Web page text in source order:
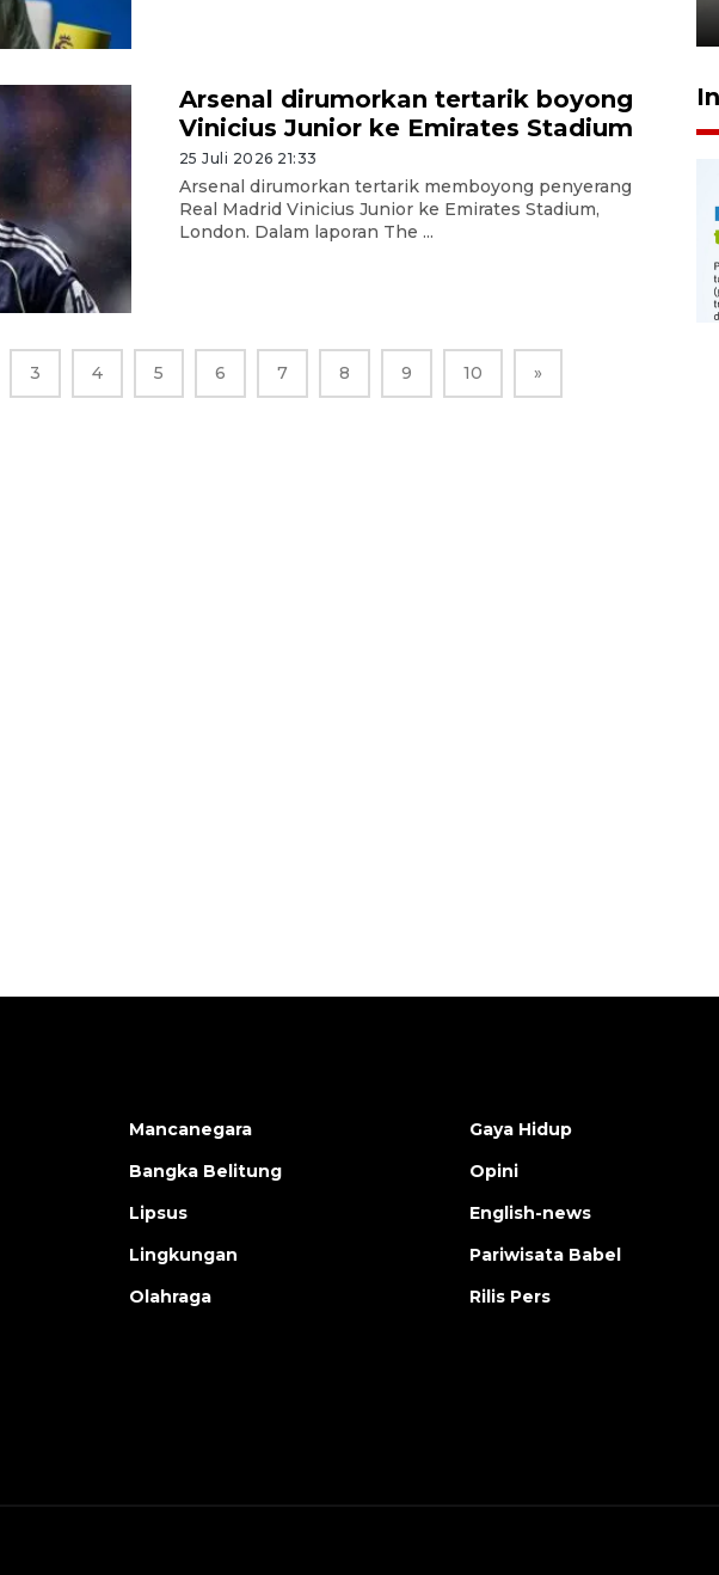
Arsenal dirumorkan tertarik boyong
Vinicius Junior ke Emirates Stadium
25 Juli 2026 21:33
Arsenal dirumorkan tertarik memboyong penyerang
Real Madrid Vinicius Junior ke Emirates Stadium,
London. Dalam laporan The ...
3 4 5 6 7 8 9 10 »
Mancanegara
Bangka Belitung
Lipsus
Lingkungan
Olahraga
Gaya Hidup
Opini
English-news
Pariwisata Babel
Rilis Pers